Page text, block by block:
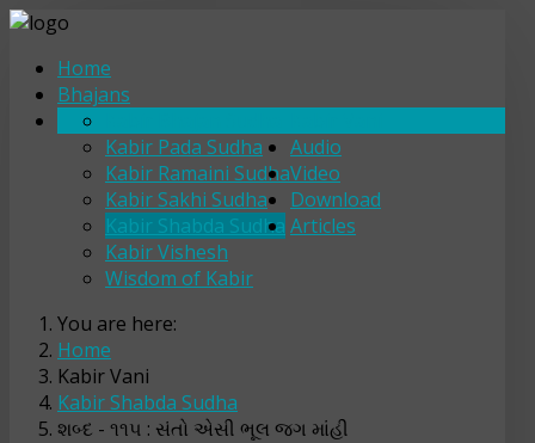
Home
Bhajans
Kabir Pada Sudha
Kabir Ramaini Sudha
Kabir Sakhi Sudha
Kabir Shabda Sudha
Kabir Vishesh
Wisdom of Kabir
Audio
Video
Download
Articles
You are here:
Home
Kabir Vani
Kabir Shabda Sudha
શબ્દ - ૧૧૫ : સંતો એસી ભૂલ જગ માંહી